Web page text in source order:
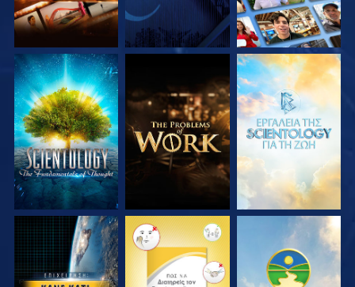
ΕΞΕΡΕΥΝΗΣΤΕ ΤΗ
ΣΕΙΡΑ
ΕΞΕΡΕΥΝΗΣΤΕ ΤΗ
ΣΕΙΡΑ
ΕΞΕΡΕΥΝΗΣΤΕ ΤΗ
ΣΕΙΡΑ
ΠΑΡΑΚΟΛΟΥΘΗΣΤΕ ΠΑΡΑΚΟΛΟΥΘΗΣΤΕ ΠΑΡΑΚΟΛΟΥΘΗΣΤΕ